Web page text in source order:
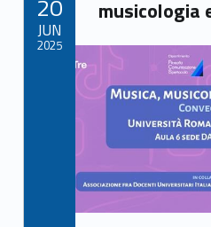
o
k
n
musicologia
Link identifier archive #link-archive-thumb-soap-35324
20
JUN
2025